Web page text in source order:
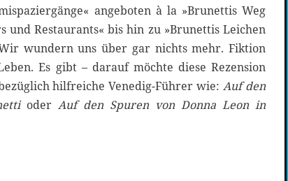
angeboten à la »Brunettis Weg
und Restaurants« bis hin zu »Brunettis Leichen
wundern uns über gar nichts mehr. Fiktion
Es gibt – darauf möchte diese Rezension
hilfreiche Venedig-Führer wie: Auf den
oder Auf den Spuren von Donna Leon in